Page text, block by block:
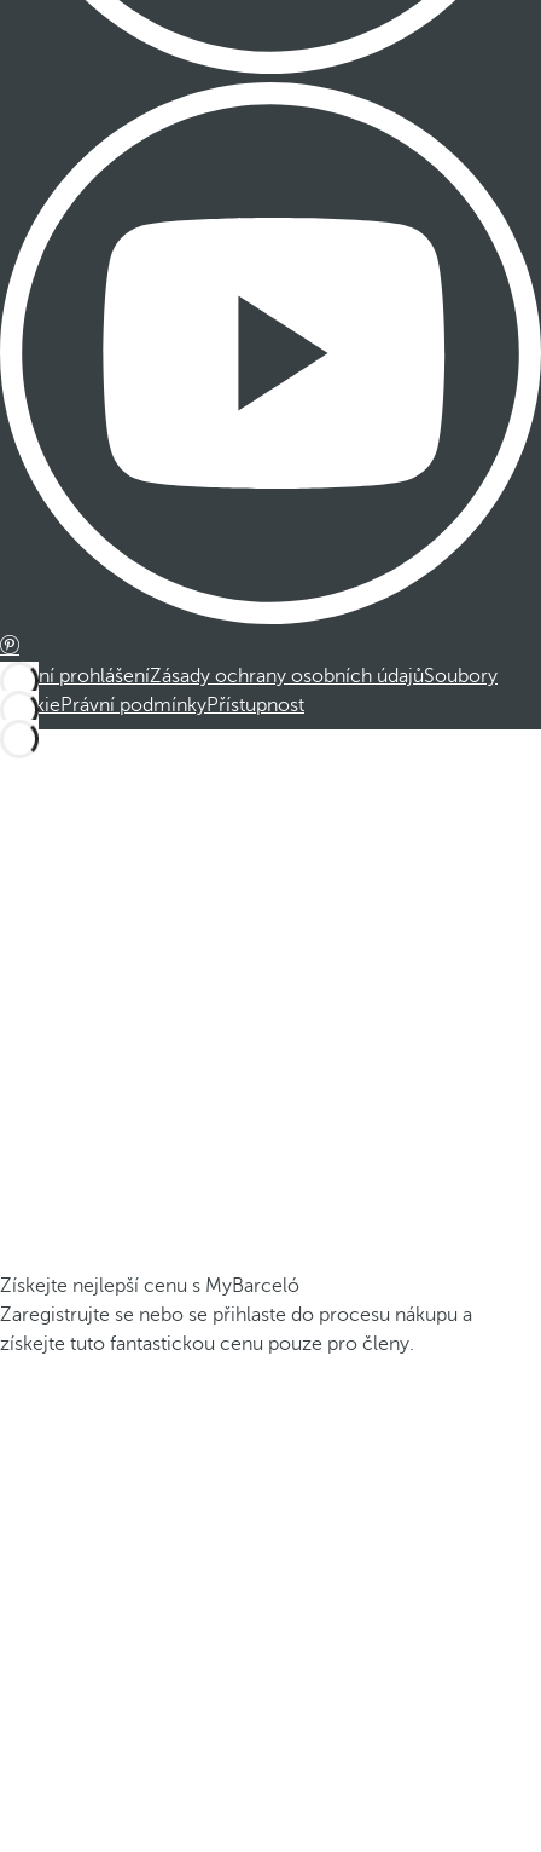
Právní prohlášeníZásady ochrany osobních údajůSoubory
cookiePrávní podmínkyPřístupnost
Získejte nejlepší cenu s MyBarceló
Zaregistrujte se nebo se přihlaste do procesu nákupu a
získejte tuto fantastickou cenu pouze pro členy.